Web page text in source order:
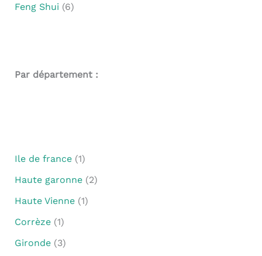
Feng Shui (6)
Par département :
Ile de france(1)
Haute garonne(2)
Haute Vienne(1)
Corrèze(1)
Gironde(3)